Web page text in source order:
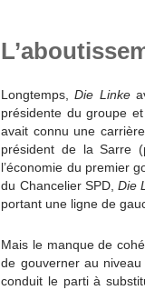
Longtemps,Die Linke
présidente du groupe
avait connu une
président de la Sarre
l’économie du premier
du Chancelier SPD,Die
portant une ligne de
Mais le manque de
de gouverner au
conduit le parti à